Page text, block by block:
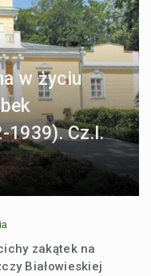
w życiu
1939). Cz.I.
zakątek na
Białowieskiej